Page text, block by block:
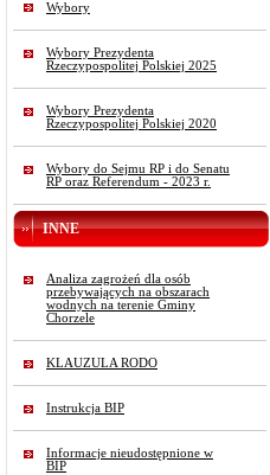
Wybory
Wybory Prezydenta
Rzeczypospolitej Polskiej 2025
Wybory Prezydenta
Rzeczypospolitej Polskiej 2020
Wybory do Sejmu RP i do Senatu
RP oraz Referendum - 2023 r.
INNE
Analiza zagrożeń dla osób
przebywających na obszarach
wodnych na terenie Gminy
Chorzele
KLAUZULA RODO
Instrukcja BIP
Informacje nieudostępnione w
BIP